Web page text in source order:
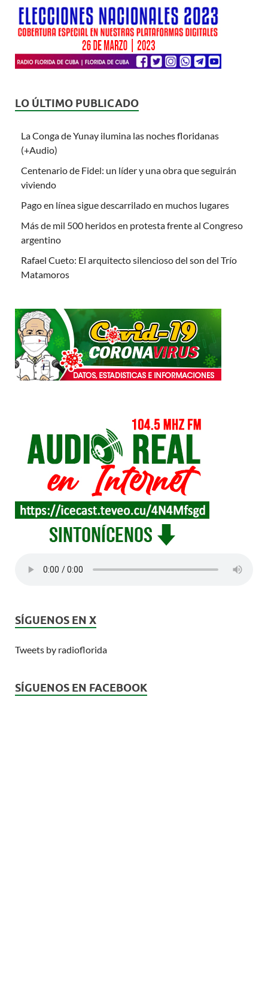
LO ÚLTIMO PUBLICADO
La Conga de Yunay ilumina las noches floridanas
(+Audio)
Centenario de Fidel: un líder y una obra que seguirán
viviendo
Pago en línea sigue descarrilado en muchos lugares
Más de mil 500 heridos en protesta frente al Congreso
argentino
Rafael Cueto: El arquitecto silencioso del son del Trío
Matamoros
SÍGUENOS EN X
Tweets by radioflorida
SÍGUENOS EN FACEBOOK